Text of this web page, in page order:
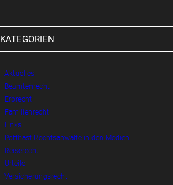
KATEGORIEN
Aktuelles
Beamtenrecht
Erbrecht
Familienrecht
Links
Potthast Rechtsanwälte in den Medien
Reiserecht
Urteile
Versicherungsrecht